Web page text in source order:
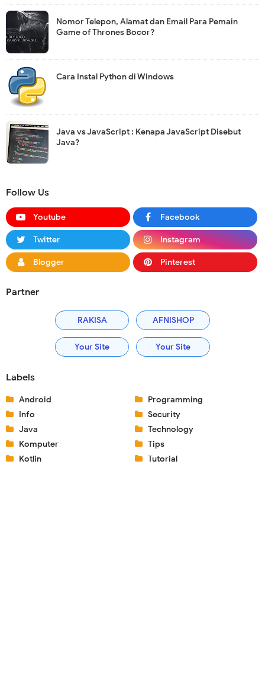
Nomor Telepon, Alamat dan Email Para Pemain
Game of Thrones Bocor?
Cara Instal Python di Windows
Java vs JavaScript : Kenapa JavaScript Disebut
Java?
Follow Us
Youtube Facebook
Twitter Instagram
Blogger Pinterest
Partner
RAKISA AFNISHOP
Your Site Your Site
Labels
Android
Info
Java
Komputer
Kotlin
Programming
Security
Technology
Tips
Tutorial